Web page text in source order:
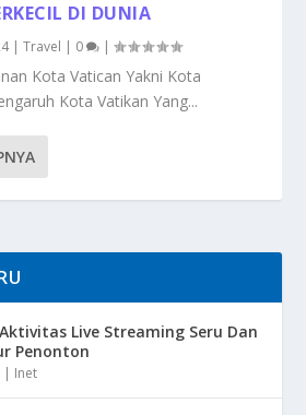
DI DUNIA
|Travel | 0 |
Kota Vatican Yakni Kota
Kota Vatikan Yang...
Live Streaming Seru Dan
Penonton
| Inet